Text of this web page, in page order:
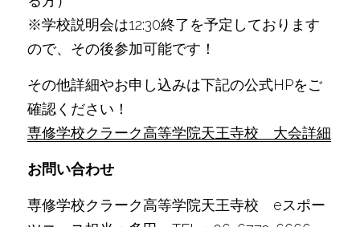
※学校説明会は12:30終了を予定しております
ので、その後参加可能です！
その他詳細やお申し込みは下記の公式HPをご
確認ください！
専修学校クラーク高等学院天王寺校　大会詳細
お問い合わせ
専修学校クラーク高等学院天王寺校　eスポー